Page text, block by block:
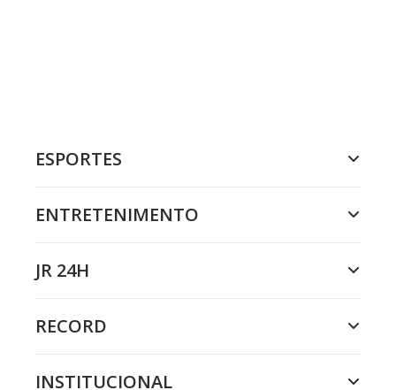
ESPORTES
ENTRETENIMENTO
JR 24H
RECORD
INSTITUCIONAL